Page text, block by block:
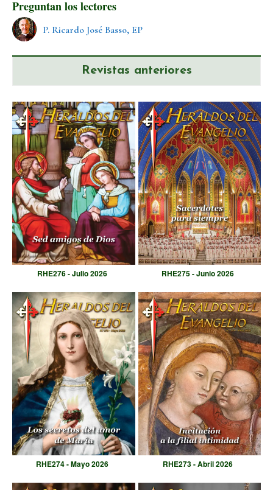
Preguntan los lectores
P. Ricardo José Basso, EP
Revistas anteriores
RHE276 - Julio 2026 RHE275 - Junio 2026
RHE274 - Mayo 2026 RHE273 - Abril 2026